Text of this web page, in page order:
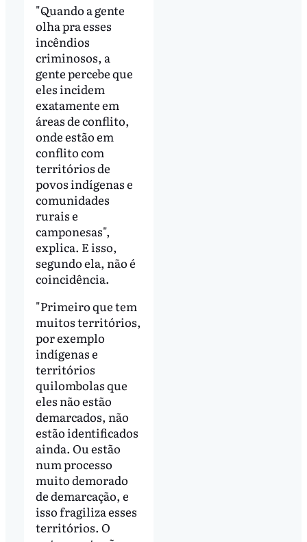
"Quando a gente
olha pra esses
incêndios
criminosos, a
gente percebe que
eles incidem
exatamente em
áreas de conflito,
onde estão em
conflito com
territórios de
povos indígenas e
comunidades
rurais e
camponesas",
explica. E isso,
segundo ela, não é
coincidência.
"Primeiro que tem
muitos territórios,
por exemplo
indígenas e
territórios
quilombolas que
eles não estão
demarcados, não
estão identificados
ainda. Ou estão
num processo
muito demorado
de demarcação, e
isso fragiliza esses
territórios. O